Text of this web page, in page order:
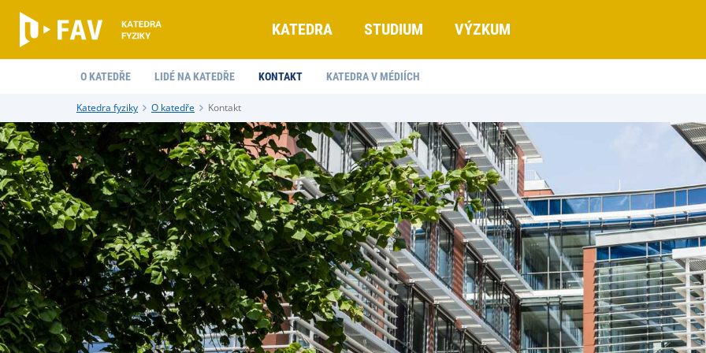
KATEDRA STUDIUM VÝZKUM
O KATEDŘE LIDÉ NA KATEDŘE KONTAKT KATEDRA V MÉDIÍCH
Katedra fyziky O katedře Kontakt